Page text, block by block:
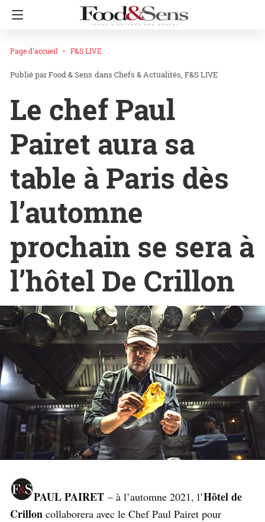
Page d'accueil F&S LIVE
Food & Sens dans Chefs & Actualités F&S LIVE
Le chef Paul
Pairet aura sa
table à Paris dès
l’automne
prochain se sera à
l’hôtel De Crillon
PAUL PAIRET – à l’automne 2021, l’Hôtel de
Crillon collaborera avec le Chef Paul Pairet pour